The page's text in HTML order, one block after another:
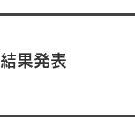
結果発表